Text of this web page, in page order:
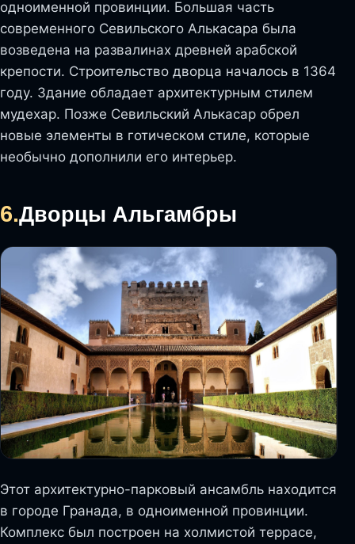
одноименной провинции. Большая часть
современного Севильского Алькасара была
возведена на развалинах древней арабской
крепости. Строительство дворца началось в 1364
году. Здание обладает архитектурным стилем
мудехар. Позже Севильский Алькасар обрел
новые элементы в готическом стиле, которые
необычно дополнили его интерьер.
6.Дворцы Альгамбры
Этот архитектурно-парковый ансамбль находится
в городе Гранада, в одноименной провинции.
Комплекс был построен на холмистой террасе,